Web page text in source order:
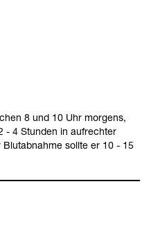
8 und 10 Uhr mor­gens,
- 4 Stun­den in auf­rech­ter
sollte er 10 - 15